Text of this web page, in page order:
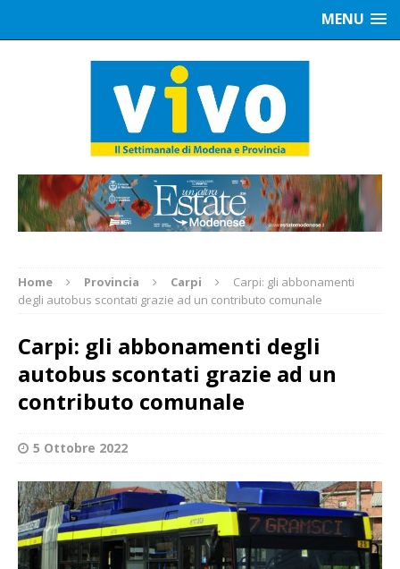
MENU
Home Provincia Carpi
Carpi: gli abbonamenti
degli autobus scontati grazie ad un contributo comunale
Carpi: gli abbonamenti degli
autobus scontati grazie ad un
contributo comunale
5 Ottobre 2022